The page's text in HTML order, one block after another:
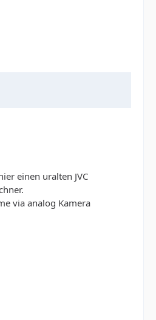
einen uralten JVC
via analog Kamera